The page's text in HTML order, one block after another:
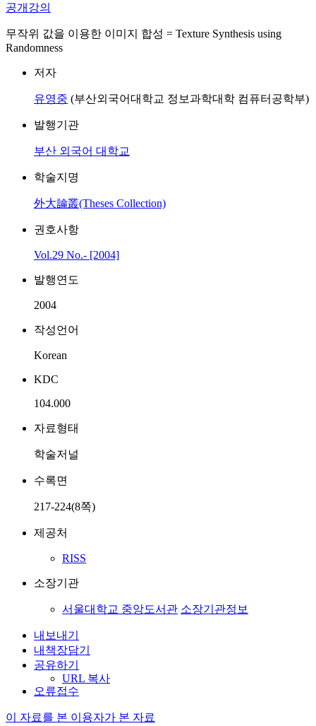
공개강의
무작위 값을 이용한 이미지 합성 = Texture Synthesis using
Randomness
저자
유영중 (부산외국어대학교 정보과학대학 컴퓨터공학부)
발행기관
부산 외국어 대학교
학술지명
外大論叢(Theses Collection)
권호사항
Vol.29 No.- [2004]
발행연도
2004
작성언어
Korean
KDC
104.000
자료형태
학술저널
수록면
217-224(8쪽)
제공처
RISS
소장기관
서울대학교 중앙도서관 소장기관정보
내보내기
내책장담기
공유하기
URL 복사
오류접수
이 자료를 본 이용자가 본 자료